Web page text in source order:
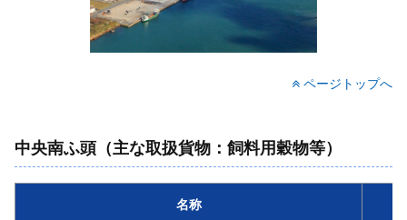
ページトップへ
中央南ふ頭（主な取扱貨物：飼料用穀物等）
名称